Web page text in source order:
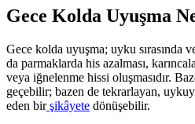
Gece Kolda Uyuşma
Gece kolda uyuşma; uyku sırasında
da parmaklarda his azalması,
veya iğnelenme hissi oluşmasıdır.
geçebilir; bazen de tekrarlayan,
eden birşikâyete dönüşebilir.